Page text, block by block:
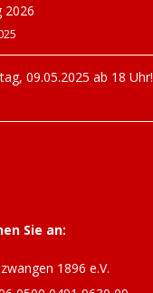
2026
09.05.2025 ab 18 Uhr!
Sie an:
1896 e.V.